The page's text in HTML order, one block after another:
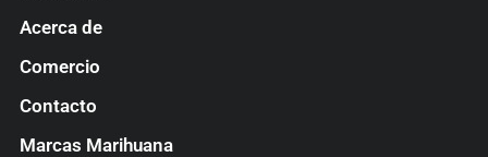
Acerca de
Comercio
Contacto
Marcas Marihuana